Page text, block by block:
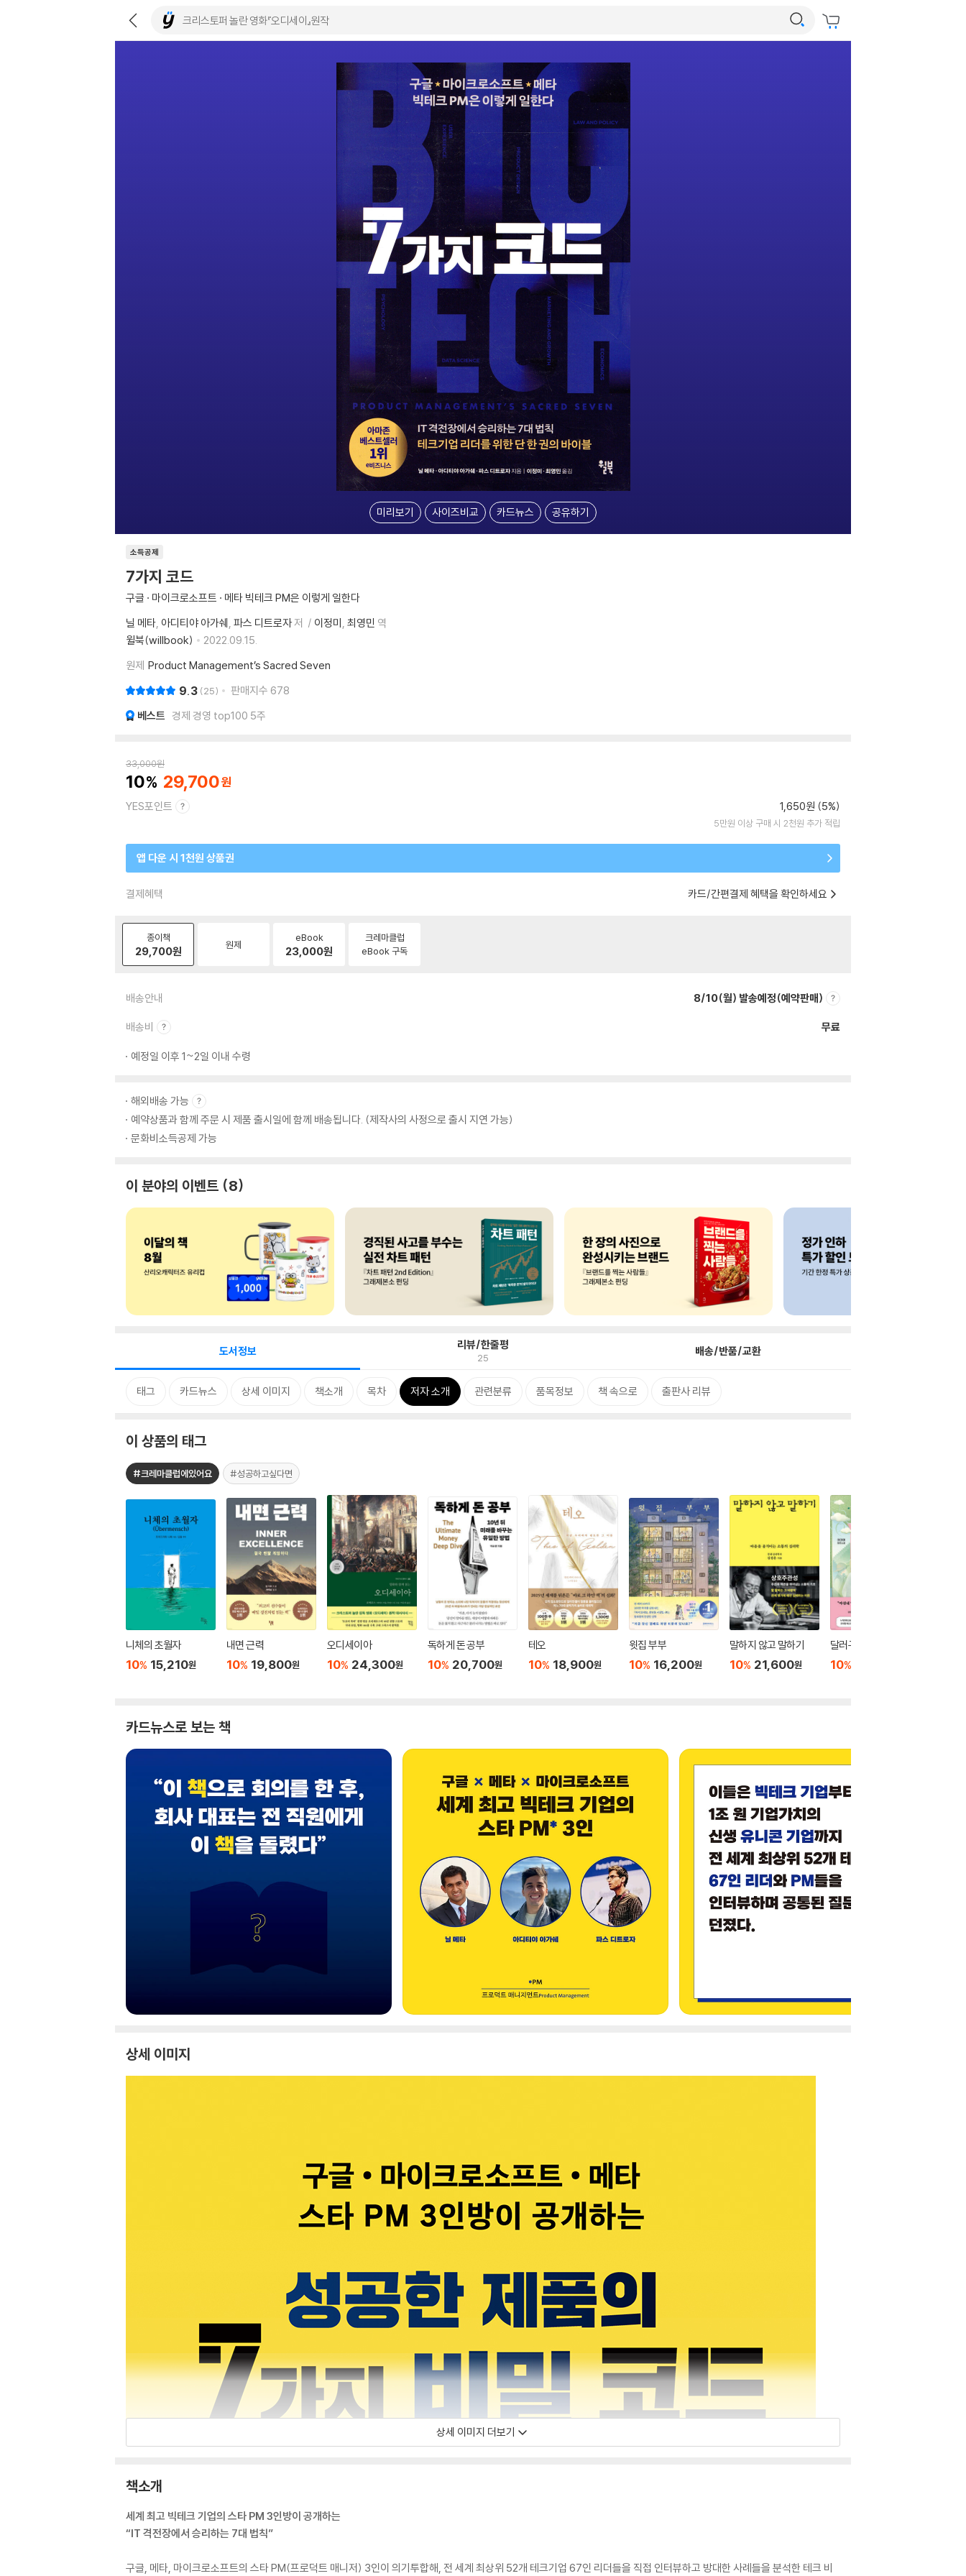
미리보기 사이즈비교 카드뉴스 공유하기
소득공제
7가지 코드
구글 · 마이크로소프트 · 메타 빅테크 PM은 이렇게 일한다
닐 메타 아디티야 아가쉐 파스 디트로자저 이정미 최영민 역
윌북(willbook)
2022.09.15.
원제 Product Management’s Sacred Seven
9.3 25 판매지수 678
베스트 경제 경영 top100 5주
33,000원
10 29,700
YES포인트 1,650원 (5%)
5만원 이상 구매 시 2천원 추가 적립
앱 다운 시 1천원 상품권
결제혜택 카드/간편결제 혜택을 확인하세요
종이책
29,700원 원제
eBook
23,000원
크레마클럽
eBook 구독
배송안내 8/10(월) 발송예정(예약판매)
배송비 무료
예정일 이후 1~2일 이내 수령
해외배송 가능
예약상품과 함께 주문 시 제품 출시일에 함께 배송됩니다. (제작사의 사정으로 출시 지연 가능)
문화비소득공제 가능
이 분야의 이벤트 8
도서정보 리뷰/한줄평
25 배송/반품/교환
태그 카드뉴스 상세 이미지 책소개 목차 저자 소개 관련분류 품목정보 책 속으로 출판사 리뷰
이 상품의 태그
#크레마클럽에있어요 #성공하고싶다면
니체의 초월자
10% 15,210원
내면 근력
10% 19,800원
오디세이아
10% 24,300원
독하게 돈 공부
10% 20,700원
테오
10% 18,900원
윗집 부부
10% 16,200원
말하지 않고 말하기
10% 21,600원
달러구트 꿈 백화점 0
10%
카드뉴스로 보는 책
상세 이미지
상세 이미지 더보기
책소개
세계 최고 빅테크 기업의 스타 PM 3인방이 공개하는
“IT 격전장에서 승리하는 7대 법칙”
구글, 메타, 마이크로소프트의 스타 PM(프로덕트 매니저) 3인이 의기투합해, 전 세계 최상위 52개 테크기업 67인 리더들을 직접 인터뷰하고 방대한 사례들을 분석한 테크 비